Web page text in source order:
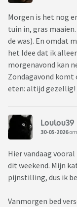
Morgen is het nog
tuin in, gras
de was). En omdat
het Idee dat ik
morgenavond kan
Zondagavond komt
eten: altijd gezellig!
Loulou39
30-05-2026
Hier vandaag
dit weekend. Mijn
pijnstilling, dus ik
Vanmorgen bed